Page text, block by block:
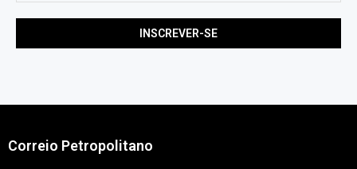
Correio Petropolitano